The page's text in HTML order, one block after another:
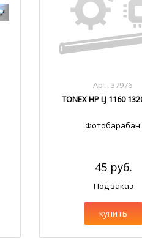
Арт. 37976
TONEX HP LJ 1160
Фотобарабан
45 руб.
Под заказ
купить